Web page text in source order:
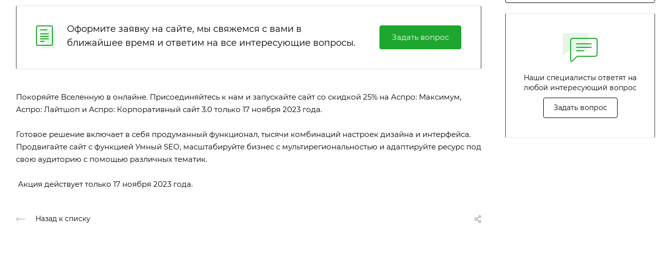
Оформите заявку на сайте, мы свяжемся с вами в
ближайшее время и ответим на все интересующие вопросы.
Задать вопрос
Покоряйте Вселенную в онлайне. Присоединяйтесь к нам и запускайте сайт со скидкой 25% на Аспро: Максимум,
Аспро: Лайтшоп и Аспро: Корпоративный сайт 3.0 только 17 ноября 2023 года.
Готовое решение включает в себя продуманный функционал, тысячи комбинаций настроек дизайна и интерфейса.
Продвигайте сайт с функцией Умный SEO, масштабируйте бизнес с мультирегиональностью и адаптируйте ресурс под
свою аудиторию с помощью различных тематик.
Акция действует только 17 ноября 2023 года.
Назад к списку
Наши специалисты ответят на
любой интересующий вопрос
Задать вопрос